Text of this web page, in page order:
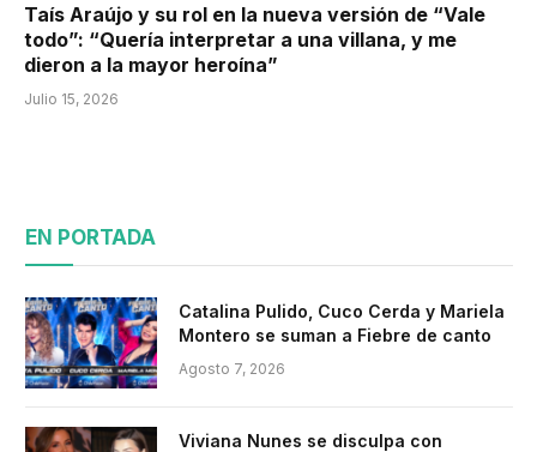
Taís Araújo y su rol en la nueva versión de “Vale
todo”: “Quería interpretar a una villana, y me
dieron a la mayor heroína”
Julio 15, 2026
EN PORTADA
Catalina Pulido, Cuco Cerda y Mariela
Montero se suman a Fiebre de canto
Agosto 7, 2026
Viviana Nunes se disculpa con